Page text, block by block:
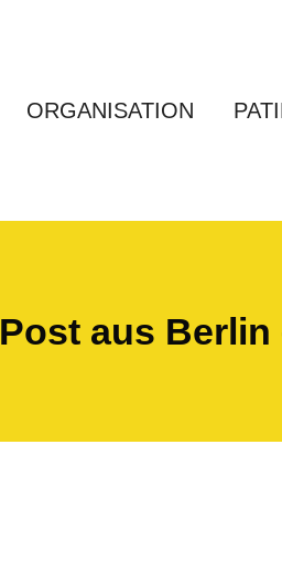
ORGANISATION
Post aus Berlin